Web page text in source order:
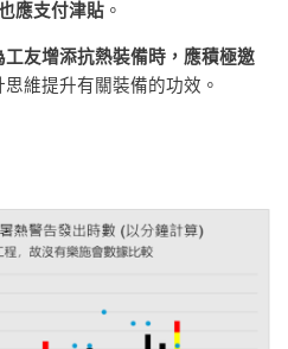
應支付津貼 。
友增添抗熱裝備時，應積極邀
思維提升有關裝備的功效。